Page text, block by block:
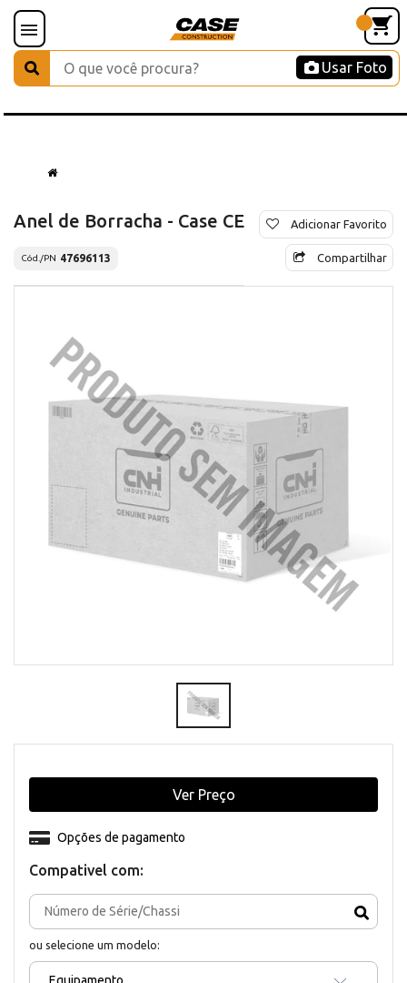
Usar Foto
Anel de Borracha - Case CE
Cód./PN 47696113
Adicionar Favorito
Compartilhar
Compativel com:
ou selecione um modelo:
Opções de pagamento
Ver Preço